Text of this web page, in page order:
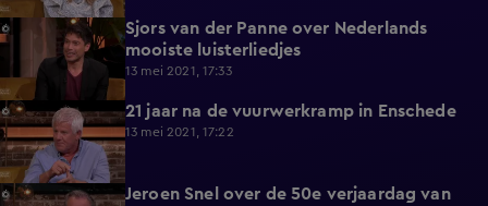
10:02
Sjors van der Panne over Nederlands
mooiste luisterliedjes
13 mei 2021, 17:33
9:38 21 jaar na de vuurwerkramp in Enschede
13 mei 2021, 17:22
7:08
Jeroen Snel over de 50e verjaardag van